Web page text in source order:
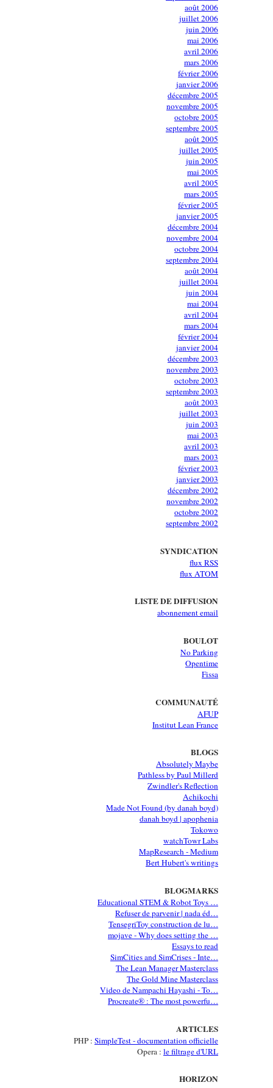
août 2006
juillet 2006
juin 2006
mai 2006
avril 2006
mars 2006
février 2006
janvier 2006
décembre 2005
novembre 2005
octobre 2005
septembre 2005
août 2005
juillet 2005
juin 2005
mai 2005
avril 2005
mars 2005
février 2005
janvier 2005
décembre 2004
novembre 2004
octobre 2004
septembre 2004
août 2004
juillet 2004
juin 2004
mai 2004
avril 2004
mars 2004
février 2004
janvier 2004
décembre 2003
novembre 2003
octobre 2003
septembre 2003
août 2003
juillet 2003
juin 2003
mai 2003
avril 2003
mars 2003
février 2003
janvier 2003
décembre 2002
novembre 2002
octobre 2002
septembre 2002
SYNDICATION
flux RSS
flux ATOM
LISTE DE DIFFUSION
abonnement email
BOULOT
No Parking
Opentime
Fissa
COMMUNAUTÉ
AFUP
Institut Lean France
BLOGS
Absolutely Maybe
Pathless by Paul Millerd
Zwindler's Reflection
Achikochi
Made Not Found (by danah boyd)
danah boyd | apophenia
Tokowo
watchTowr Labs
MapResearch - Medium
Bert Hubert's writings
BLOGMARKS
Educational STEM & Robot Toys …
Refuser de parvenir | nada éd…
TensegriToy construction de lu…
mojave - Why does setting the …
Essays to read
SimCities and SimCrises - Inte…
The Lean Manager Masterclass
The Gold Mine Masterclass
Video de Nampachi Hayashi - To…
Procreate® : The most powerfu…
ARTICLES
PHP : SimpleTest - documentation officielle
Opera : le filtrage d'URL
HORIZON